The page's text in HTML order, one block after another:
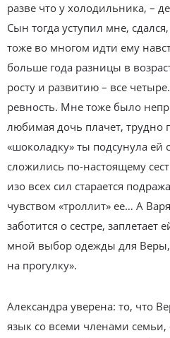
разве что у холодильника, –
Сын тогда уступил мне,
тоже во многом идти ему
больше года разницы в
росту и развитию – все
ревность. Мне тоже было
любимая дочь плачет, трудно
«шоколадку» ты подсунула ей
сложились по-настоящему
изо всех сил старается
чувством «троллит» ее… А
заботится о сестре, заплетает
мной выбор одежды для Веры,
на прогулку».
Александра уверена: то, что
язык со всеми членами семьи,